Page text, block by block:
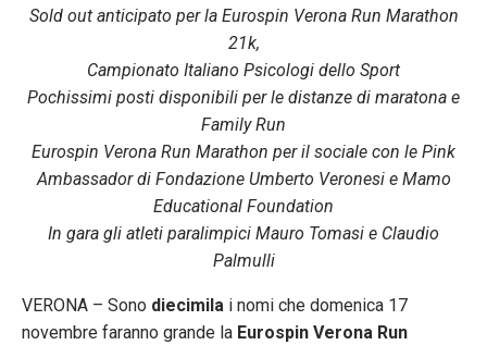
Sold out anticipato per la Eurospin Verona Run Marathon
21k,
Campionato Italiano Psicologi dello Sport
Pochissimi posti disponibili per le distanze di maratona e
Family Run
Eurospin Verona Run Marathon per il sociale con le Pink
Ambassador di Fondazione Umberto Veronesi e Mamo
Educational Foundation
In gara gli atleti paralimpici Mauro Tomasi e Claudio
Palmulli
VERONA – Sono diecimila i nomi che domenica 17
novembre faranno grande la Eurospin Verona Run